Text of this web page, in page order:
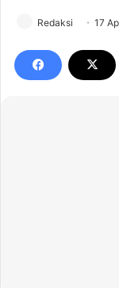
Redaksi 17